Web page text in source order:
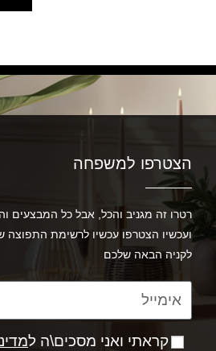
הצטרפו למשפחה
רטרו זה מגניב והכל, אבל כל המבצעים
ועכשיו הצטרפו עכשיו לרשימת התפוצה
לקניה הבאה שלכם
קראתי ואני מסכים\ה ל